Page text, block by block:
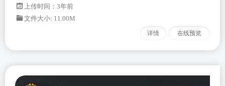
上传时间：3年前
文件大小: 11.00M
详情 在线预览